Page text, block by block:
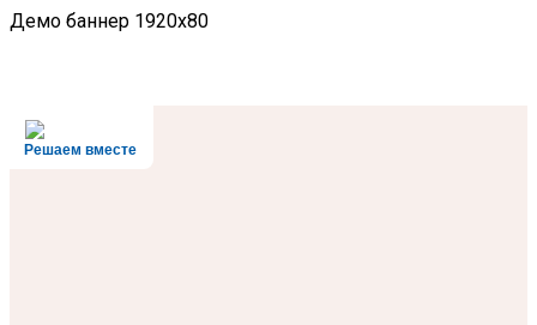
Демо баннер 1920x80
Решаем вместе